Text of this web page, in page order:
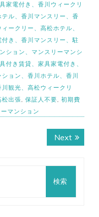
家電付き、香川ウィークリ
ル、香川マンスリー、香
ークリー、高松ホテル、
き、香川マンスリー、駐
ション、マンスリーマンシ
付き賃貸、家具家電付き、
ョン、香川ホテル、香川
観光、高松ウィークリ
松出張, 保証人不要, 初期費
マンション
NextNext
post: